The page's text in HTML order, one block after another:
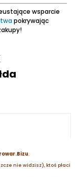
wsparcie
pokrywając
.
nie widzisz), ktoś płaci